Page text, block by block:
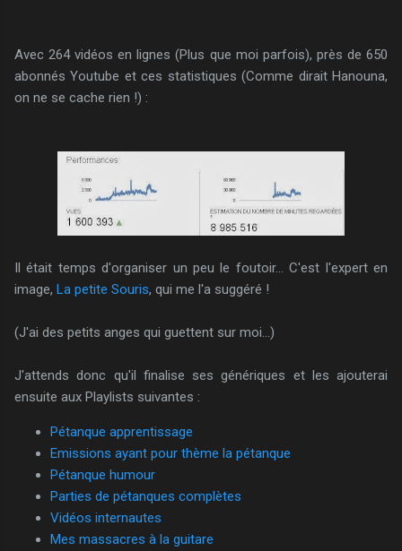
Avec 264 vidéos en lignes (Plus que moi parfois), près de 650
abonnés Youtube et ces statistiques (Comme dirait Hanouna,
on ne se cache rien !) :
Il était temps d'organiser un peu le foutoir... C'est l'expert en
image, La petite Souris, qui me l'a suggéré !
(J'ai des petits anges qui guettent sur moi...)
J'attends donc qu'il finalise ses génériques et les ajouterai
ensuite aux Playlists suivantes :
Pétanque apprentissage
Emissions ayant pour thème la pétanque
Pétanque humour
Parties de pétanques complètes
Vidéos internautes
Mes massacres à la guitare